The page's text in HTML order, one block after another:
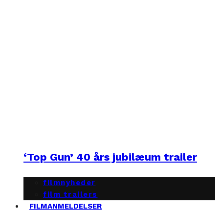
‘Top Gun’ 40 års jubilæum trailer
filmnyheder
film trailers
FILMANMELDELSER